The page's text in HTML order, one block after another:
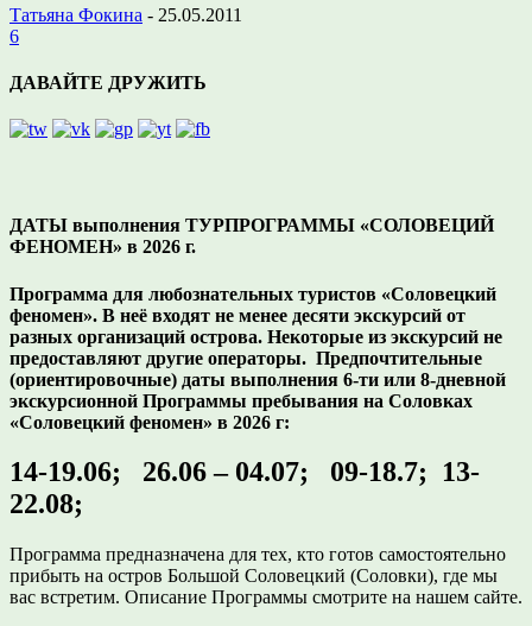
Татьяна Фокина - 25.05.2011
6
ДАВАЙТЕ ДРУЖИТЬ
ДАТЫ выполнения ТУРПРОГРАММЫ «СОЛОВЕЦИЙ
ФЕНОМЕН» в 2026 г.
Программа для любознательных туристов «Соловецкий
феномен». В неё входят не менее десяти экскурсий от
разных организаций острова. Некоторые из экскурсий не
предоставляют другие операторы. Предпочтительные
(ориентировочные) даты выполнения 6-ти или 8-дневной
экскурсионной Программы пребывания на Соловках
«Соловецкий феномен» в 2026 г:
14-19.06; 26.06 – 04.07; 09-18.7; 13-
22.08;
Программа предназначена для тех, кто готов самостоятельно
прибыть на остров Большой Соловецкий (Соловки), где мы
вас встретим. Описание Программы смотрите на нашем сайте.